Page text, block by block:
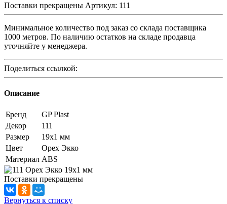
Поставки прекращены Артикул: 111
Минимальное количество под заказ со склада поставщика
1000 метров. По наличию остатков на складе продавца
уточняйте у менеджера.
Поделиться ссылкой:
Описание
Бренд
GP Plast
Декор
111
Размер
19x1 мм
Цвет
Орех Экко
Материал ABS
Поставки прекращены
Вернуться к списку